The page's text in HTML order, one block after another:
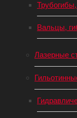
Вальцы,
Лазерные